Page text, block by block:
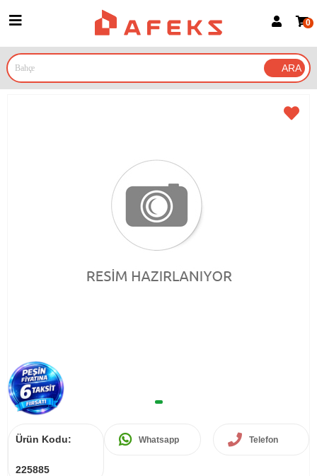
Google İle Bağlan
0
Ürün Kodu:
225885
Whatsapp Telefon